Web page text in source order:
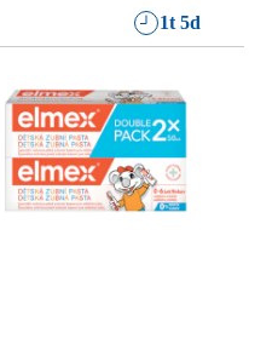
1t 5d